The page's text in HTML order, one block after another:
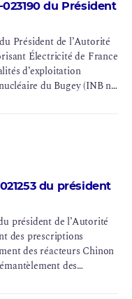
n° 135 et n° 142),
137), Chooz (INB n°
159)
023190 du Président
Président de l’Autorité
Électricité de France
d’exploitation
du Bugey (INB n°
du président
président de l’Autorité
des prescriptions
des réacteurs Chinon
des